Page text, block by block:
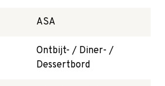
ASA
Ontbijt- / Diner- /
Dessertbord